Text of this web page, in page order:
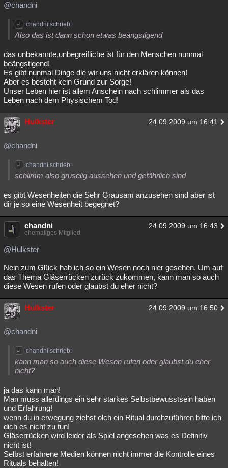
@chandni
chandni schrieb:
Also das ist dann schon etwas beängstigend
das unbekannte,unbegreifliche ist für den Menschen nunmal
beängstigend!
Es gibt nunmal Dinge die wir uns nicht erklären können!
Aber es besteht kein Grund zur Sorge!
Unser Leben hier ist allem Anschein nach schlimmer als das
Leben nach dem Physischem Tod!
Hulkster 24.09.2009 um 16:41
@chandni
chandni schrieb:
schlimm also gruselig aussehen und gefährlich sind
es gibt Wesenheiten die Sehr Grausam anzusehen sind aber ist
dir je so eine Wesenheit begegnet?
chandni 24.09.2009 um 16:43
ehemaliges Mitglied
@Hulkster
Nein zum Glück hab ich so ein Wesen noch nier gesehen. Um auf
das Thema Gläserrücken zurück zukommen, kann man so auch
diese Wesen rufen oder glaubst du eher nicht?
Hulkster 24.09.2009 um 16:50
@chandni
chandni schrieb:
kann man so auch diese Wesen rufen oder glaubst du eher
nicht?
ja das kann man!
Man muss allerdings ein sehr starkes Selbstbewusstsein haben
und Erfahrung!
wenn du in erwegung ziehst olch ein Ritual durchzuführen bitte ich
dich es nicht zu tun!
Gläserrücken wird leider als Spiel angesehen was es Definitiv
nicht ist!
Selbst erfahrene Medien können nicht immer die Kontrolle eines
Rituals behalten!